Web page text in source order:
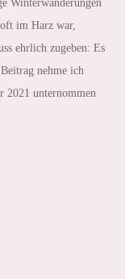
Winterwanderungen
im Harz war,
ehrlich zugeben: Es
nehme ich
2021 unternommen